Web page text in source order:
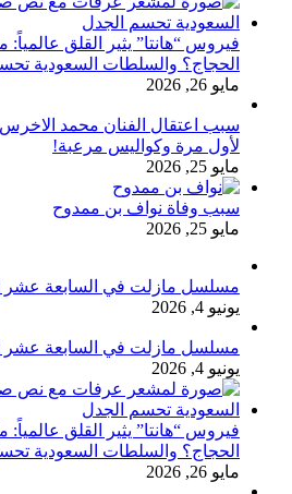
فيروس “هانتا” يثير القلق عالمياً:
الحجاج؟ والسلطات السعودية
مايو 26, 2026
سبب اعتقال الفنان محمد
لأول مرة وكواليس مرعبة!
مايو 25, 2026
سبب وفاة نواف بن ممدوح
مايو 25, 2026
مسلسل مازلت في السابعة عشر الحلقة 1
يونيو 4, 2026
مسلسل مازلت في السابعة عشر
يونيو 4, 2026
فيروس “هانتا” يثير القلق عالمياً:
الحجاج؟ والسلطات السعودية
مايو 26, 2026